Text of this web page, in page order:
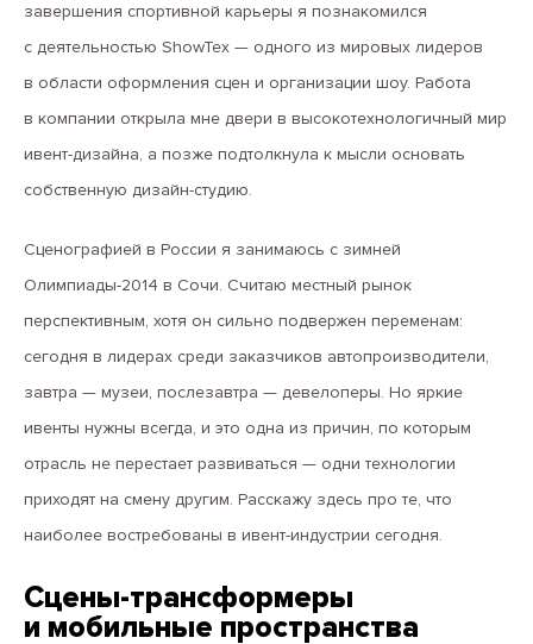
завершения спортивной карьеры я познакомился
с деятельностью ShowTex — одного из мировых лидеров
в области оформления сцен и организации шоу. Работа
в компании открыла мне двери в высокотехнологичный мир
ивент-дизайна, а позже подтолкнула к мысли основать
собственную дизайн-студию.
Сценографией в России я занимаюсь с зимней
Олимпиады-2014 в Сочи. Считаю местный рынок
перспективным, хотя он сильно подвержен переменам:
сегодня в лидерах среди заказчиков автопроизводители,
завтра — музеи, послезавтра — девелоперы. Но яркие
ивенты нужны всегда, и это одна из причин, по которым
отрасль не перестает развиваться — одни технологии
приходят на смену другим. Расскажу здесь про те, что
наиболее востребованы в ивент-индустрии сегодня.
Сцены-трансформеры
и мобильные пространства